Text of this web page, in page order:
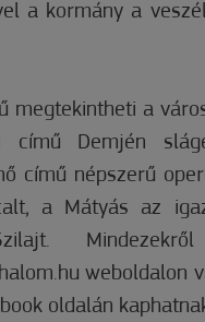
a kormány a
megtekintheti a
című Demjén
című népszerű
a Mátyás az
weboldalon
oldalán